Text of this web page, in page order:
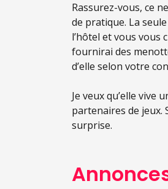
Rassurez-vous, ce
de pratique. La
l’hôtel et vous vous
fournirai des
d’elle selon votre
Je veux qu’elle vive
partenaires de jeux.
surprise.